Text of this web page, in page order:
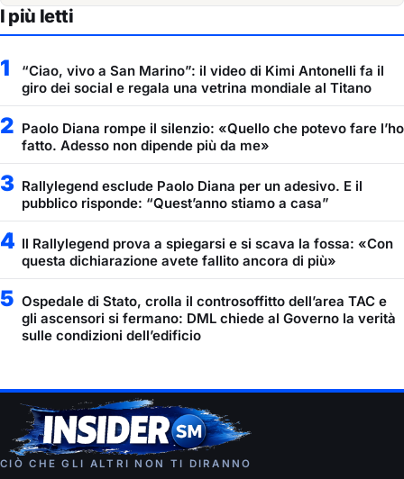
I più letti
1
“Ciao, vivo a San Marino”: il video di Kimi Antonelli fa il
giro dei social e regala una vetrina mondiale al Titano
2 Paolo Diana rompe il silenzio: «Quello che potevo fare l’ho
fatto. Adesso non dipende più da me»
3 Rallylegend esclude Paolo Diana per un adesivo. E il
pubblico risponde: “Quest’anno stiamo a casa”
4 Il Rallylegend prova a spiegarsi e si scava la fossa: «Con
questa dichiarazione avete fallito ancora di più»
5 Ospedale di Stato, crolla il controsoffitto dell’area TAC e
gli ascensori si fermano: DML chiede al Governo la verità
sulle condizioni dell’edificio
CIÒ CHE GLI ALTRI NON TI DIRANNO